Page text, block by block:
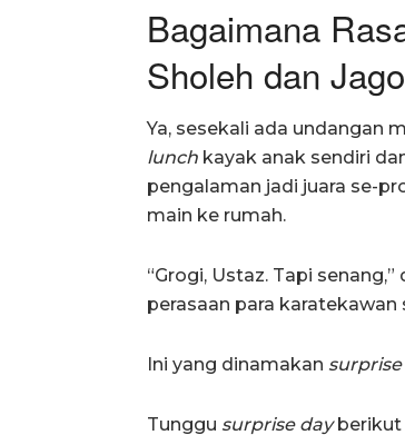
Bagaimana
Sholeh dan
Ya, sesekali ada undangan
lunch kayak anak sendiri
pengalaman jadi juara se-
main ke rumah.
“Grogi, Ustaz. Tapi
perasaan para karatekawan
Ini yang dinamakan
Tunggu surprise dayberikut